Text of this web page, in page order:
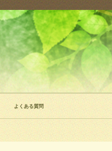
よくある質問